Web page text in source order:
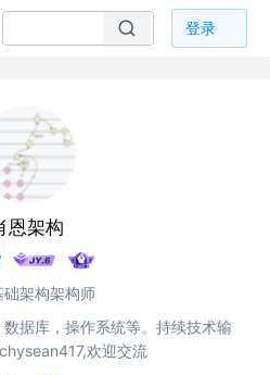
登录
恩架构
础架构架构师
据库，操作系统等。持续技术输
欢迎交流